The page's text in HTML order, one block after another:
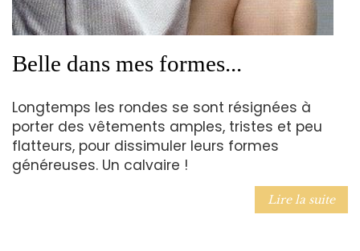
Belle dans mes formes...
Longtemps les rondes se sont résignées à
porter des vêtements amples, tristes et peu
flatteurs, pour dissimuler leurs formes
généreuses. Un calvaire !
Lire la suite